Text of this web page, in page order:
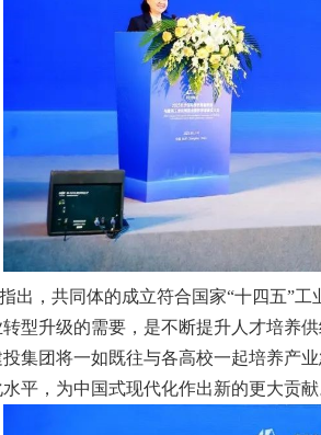
出，共同体的成立符合国家“十四五”
型升级的需要，是不断提升人才培养
集团将一如既往与各高校一起培养产
平，为中国式现代化作出新的更大贡献